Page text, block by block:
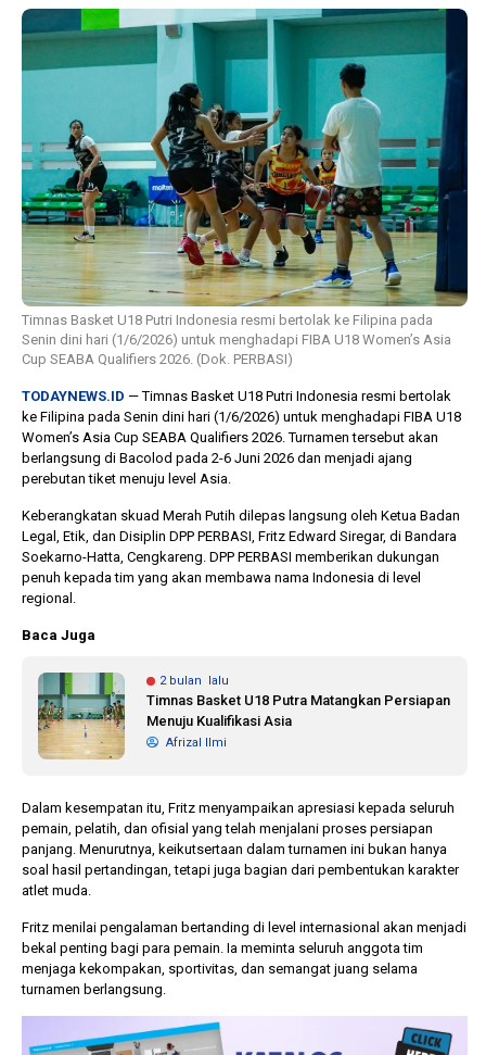
Timnas Basket U18 Putri Indonesia resmi bertolak ke Filipina pada
Senin dini hari (1/6/2026) untuk menghadapi FIBA U18 Women’s Asia
Cup SEABA Qualifiers 2026. (Dok. PERBASI)
TODAYNEWS.ID — Timnas Basket U18 Putri Indonesia resmi bertolak
ke Filipina pada Senin dini hari (1/6/2026) untuk menghadapi FIBA U18
Women’s Asia Cup SEABA Qualifiers 2026. Turnamen tersebut akan
berlangsung di Bacolod pada 2-6 Juni 2026 dan menjadi ajang
perebutan tiket menuju level Asia.
Keberangkatan skuad Merah Putih dilepas langsung oleh Ketua Badan
Legal, Etik, dan Disiplin DPP PERBASI, Fritz Edward Siregar, di Bandara
Soekarno-Hatta, Cengkareng. DPP PERBASI memberikan dukungan
penuh kepada tim yang akan membawa nama Indonesia di level
regional.
Baca Juga
2 bulan lalu
Timnas Basket U18 Putra Matangkan Persiapan
Menuju Kualifikasi Asia
Afrizal Ilmi
Dalam kesempatan itu, Fritz menyampaikan apresiasi kepada seluruh
pemain, pelatih, dan ofisial yang telah menjalani proses persiapan
panjang. Menurutnya, keikutsertaan dalam turnamen ini bukan hanya
soal hasil pertandingan, tetapi juga bagian dari pembentukan karakter
atlet muda.
Fritz menilai pengalaman bertanding di level internasional akan menjadi
bekal penting bagi para pemain. Ia meminta seluruh anggota tim
menjaga kekompakan, sportivitas, dan semangat juang selama
turnamen berlangsung.
1 tahun lalu
Banyak Gugatan di
Pilkada 2024, Legislator
Ragukan SDM Bawaslu
KPU
Keputusan
Capres-